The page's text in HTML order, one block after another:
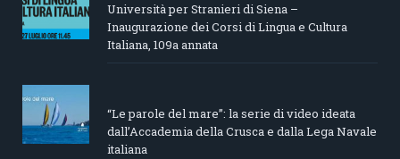
Università per Stranieri di Siena –
Inaugurazione dei Corsi di Lingua e Cultura
Italiana, 109a annata
“Le parole del mare”: la serie di video ideata
dall’Accademia della Crusca e dalla Lega Navale
italiana